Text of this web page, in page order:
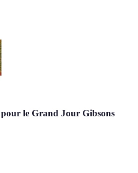
pour le Grand Jour Gibsons